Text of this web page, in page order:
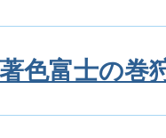
色富士の巻